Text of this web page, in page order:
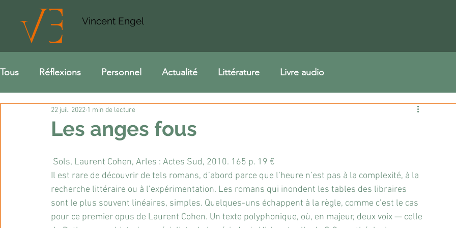
Vincent Engel
Tous Réflexions Personnel Actualité Littérature Livre audio
Les anges fous
22 juil. 2022 1 min de lecture
Sols, Laurent Cohen, Arles : Actes Sud, 2010. 165 p. 19 €
Il est rare de découvrir de tels romans, d’abord parce que l’heure n’est pas à la complexité, à la
recherche littéraire ou à l’expérimentation. Les romans qui inondent les tables des libraires
sont le plus souvent linéaires, simples. Quelques-uns échappent à la règle, comme c’est le cas
pour ce premier opus de Laurent Cohen. Un texte polyphonique, où, en majeur, deux voix — celle